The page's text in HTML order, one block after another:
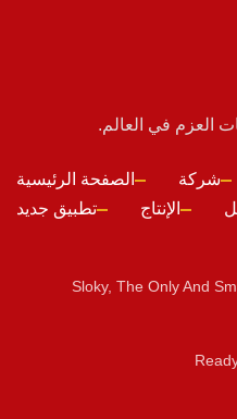
الصفحة الرئيسية شركة
تطبيق جديد
الإنتاج
Sloky, The Only And